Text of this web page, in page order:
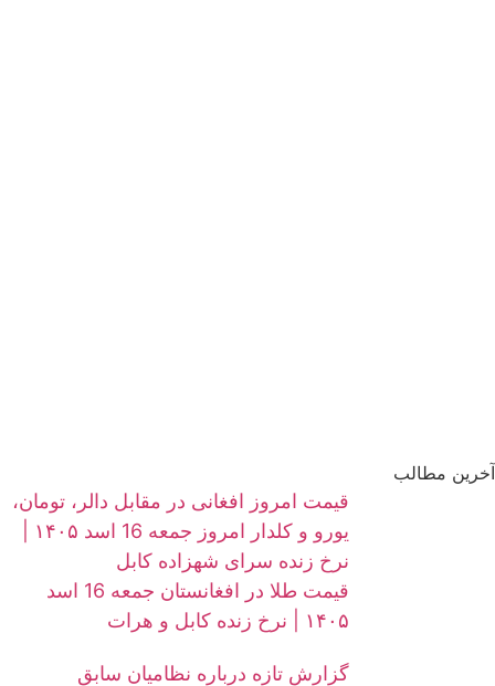
آخرین مطالب
قیمت امروز افغانی در مقابل دالر، تومان،
نرخ زنده سرای شهزاده کابل
قیمت طلا در افغانستان جمعه 16 اسد
۱۴۰۵ | نرخ زنده کابل و هرات
گزارش تازه درباره نظامیان سابق